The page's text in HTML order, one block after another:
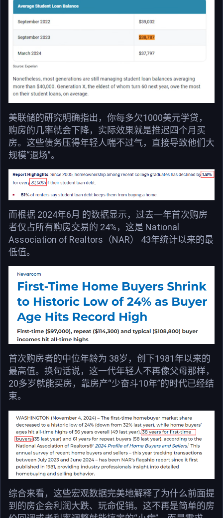
美联储的研究明确指出，你每多欠1000美元学贷，
购房的几率就会下降，实际效果就是推迟四个月买
房。这些债务压得年轻人喘不过气，直接导致他们大
规模“退场”。
而根据 2024年6月 的数据显示，过去一年首次购房
者仅占所有购房交易的 24%，这是 National
Association of Realtors（NAR） 43年统计以来的最
低值。
首次购房者的中位年龄为 38岁，创下1981年以来的
最高值。换句话说，这一代年轻人不再像父母那样，
20多岁就能买房，靠房产“少奋斗10年”的时代已经结
束。
综合来看，这些宏观数据完美地解释了为什么前面提
到的房企会利润大跌、玩命促销。这不再是简单的房